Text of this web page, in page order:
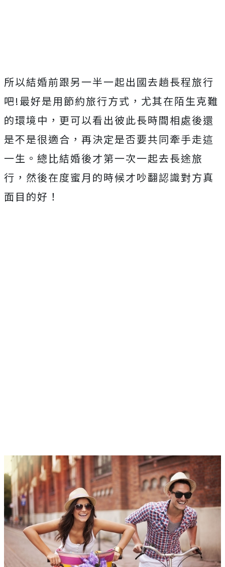
所以結婚前跟另一半一起出國去趟長程旅行
吧!最好是用節約旅行方式，尤其在陌生克難
的環境中，更可以看出彼此長時間相處後還
是不是很適合，再決定是否要共同牽手走這
一生。總比結婚後才第一次一起去長途旅
行，然後在度蜜月的時候才吵翻認識對方真
面目的好！